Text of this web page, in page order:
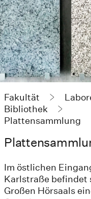
Fakultät
Bibliothek
Plattensammlung
Im östlichen
Karlstraße befindet
Großen Hörsaals